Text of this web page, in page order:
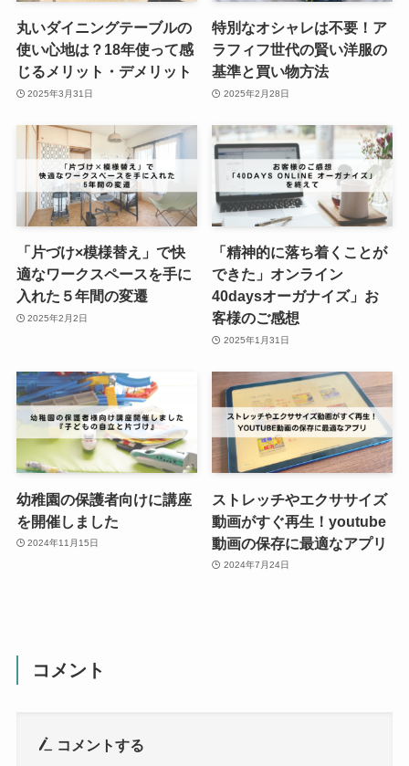
丸いダイニングテーブルの
使い心地は？18年使って感
じるメリット・デメリット
2025年3月31日
特別なオシャレは不要！ア
ラフィフ世代の賢い洋服の
基準と買い物方法
2025年2月28日
「片づけ×模様替え」で快
適なワークスペースを手に
入れた５年間の変遷
2025年2月2日
「精神的に落ち着くことが
できた」オンライン
40daysオーガナイズ」お
客様のご感想
2025年1月31日
幼稚園の保護者向けに講座
を開催しました
2024年11月15日
ストレッチやエクササイズ
動画がすぐ再生！youtube
動画の保存に最適なアプリ
2024年7月24日
コメント
コメントする